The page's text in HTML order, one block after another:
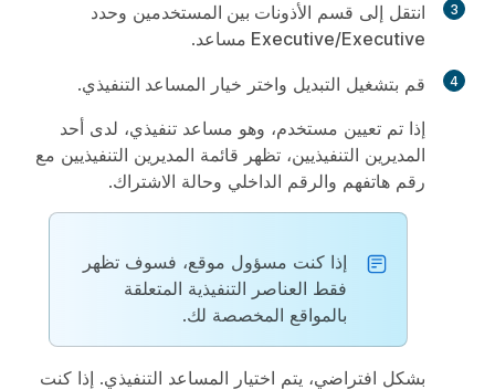
3 انتقل إلى قسم الأذونات بين المستخدمين وحدد
Executive/Executive مساعد
.
4 قم بتشغيل التبديل واختر خيار المساعد التنفيذي.
إذا تم تعيين مستخدم، وهو مساعد تنفيذي، لدى أحد
المديرين التنفيذيين، تظهر قائمة المديرين التنفيذيين مع
رقم هاتفهم والرقم الداخلي وحالة الاشتراك.
إذا كنت مسؤول موقع، فسوف تظهر
فقط العناصر التنفيذية المتعلقة
بالمواقع المخصصة لك.
بشكل افتراضي، يتم اختيار المساعد التنفيذي. إذا كنت